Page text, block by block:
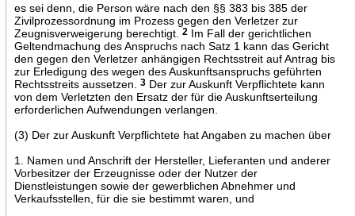
es sei denn, die Person wäre nach den §§ 383 bis 385 der
Zivilprozessordnung im Prozess gegen den Verletzer zur
Zeugnisverweigerung berechtigt.
2Im Fall der gerichtlichen
Geltendmachung des Anspruchs nach Satz 1 kann das Gericht
den gegen den Verletzer anhängigen Rechtsstreit auf Antrag bis
zur Erledigung des wegen des Auskunftsanspruchs geführten
Rechtsstreits aussetzen.
3Der zur Auskunft Verpflichtete kann
von dem Verletzten den Ersatz der für die Auskunftserteilung
erforderlichen Aufwendungen verlangen.
(3) Der zur Auskunft Verpflichtete hat Angaben zu machen über
1. Namen und Anschrift der Hersteller, Lieferanten und anderer
Vorbesitzer der Erzeugnisse oder der Nutzer der
Dienstleistungen sowie der gewerblichen Abnehmer und
Verkaufsstellen, für die sie bestimmt waren, und